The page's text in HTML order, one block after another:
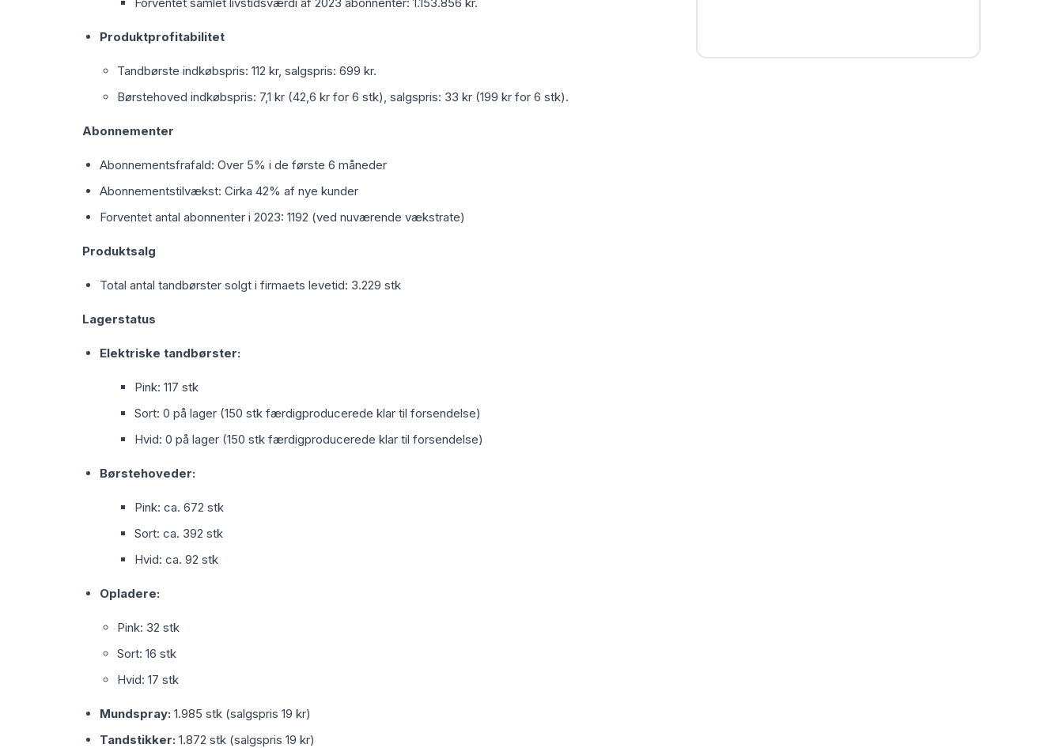
Produktprofitabilitet
Tandbørste indkøbspris: 112 kr, salgspris: 699 kr.
Børstehoved indkøbspris: 7,1 kr (42,6 kr for 6 stk), salgspris: 33 kr (199 kr for 6 stk).
Abonnementer
Abonnementsfrafald: Over 5% i de første 6 måneder
Abonnementstilvækst: Cirka 42% af nye kunder
Forventet antal abonnenter i 2023: 1192 (ved nuværende vækstrate)
Produktsalg
Total antal tandbørster solgt i firmaets levetid: 3.229 stk
Lagerstatus
Elektriske tandbørster:
Pink: 117 stk
Sort: 0 på lager (150 stk færdigproducerede klar til forsendelse)
Hvid: 0 på lager (150 stk færdigproducerede klar til forsendelse)
Børstehoveder:
Pink: ca. 672 stk
Sort: ca. 392 stk
Hvid: ca. 92 stk
Opladere:
Pink: 32 stk
Sort: 16 stk
Hvid: 17 stk
Mundspray: 1.985 stk (salgspris 19 kr)
Tandstikker: 1.872 stk (salgspris 19 kr)